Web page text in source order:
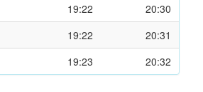
19:22
20:30
19:22
20:31
19:23 20:32